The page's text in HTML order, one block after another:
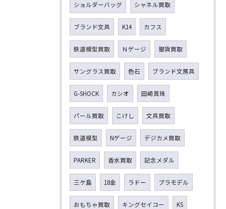
ショルダーバッグ シャネル買取
ブランド文具 K14 カフス
鉄道模型買取 Ｎゲージ 銀貨買取
サングラス買取 色石 ブランド文房具
G-SHOCK カシオ 田崎真珠
パール買取 こけし 文具買取
鉄道模型 Nゲージ デジカメ買取
PARKER 香水買取 記念メダル
三ケ島 18金 ラドー プラモデル
おもちゃ買取 キングセイコー KS